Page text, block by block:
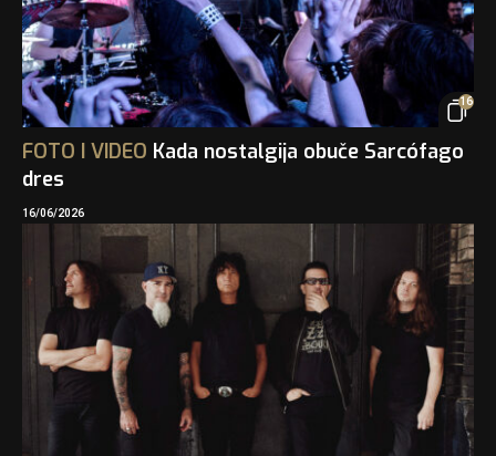
16
FOTO I VIDEO Kada nostalgija obuče Sarcófago
dres
16/06/2026